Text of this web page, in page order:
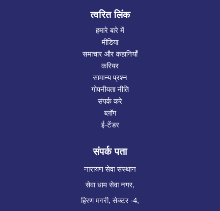
त्वरित लिंक
हमारे बारे में
मीडिया
समाचार और कहानियाँ
करियर
सामान्य प्रश्न
गोपनीयता नीति
संपर्क करे
ब्लॉग
ई-टेंडर
संपर्क पता
नारायण सेवा संस्थान
सेवा धाम सेवा नगर,
हिरण मगरी, सेक्टर -4,